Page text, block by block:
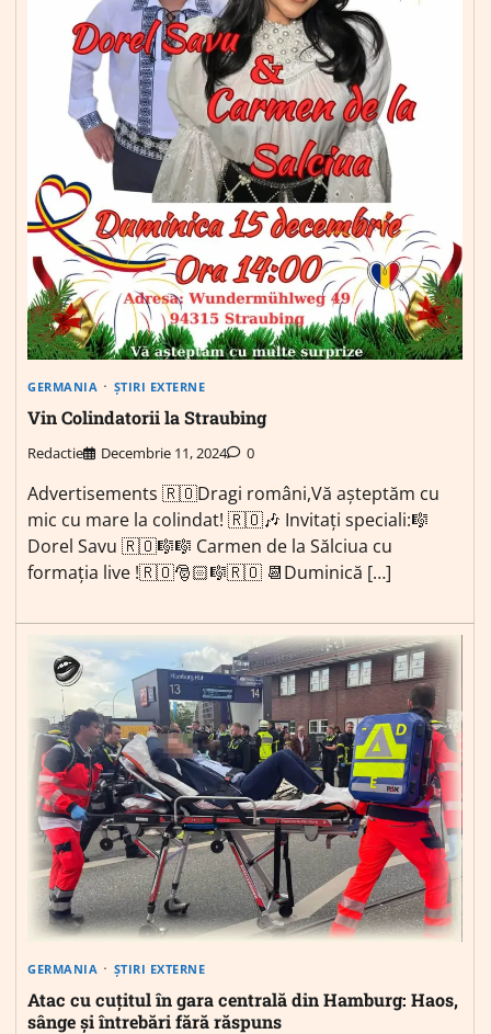
GERMANIA ȘTIRI EXTERNE
Vin Colindatorii la Straubing
Redactie Decembrie 11, 2024 0
Advertisements 🇷🇴Dragi români,Vă aşteptăm cu
mic cu mare la colindat! 🇷🇴🎶 Invitați speciali:🎼
Dorel Savu 🇷🇴🎼🎼 Carmen de la Sălciua cu
formația live !🇷🇴🎅🏻🎼🇷🇴 📆Duminică […]
GERMANIA ȘTIRI EXTERNE
Atac cu cuțitul în gara centrală din Hamburg: Haos,
sânge și întrebări fără răspuns